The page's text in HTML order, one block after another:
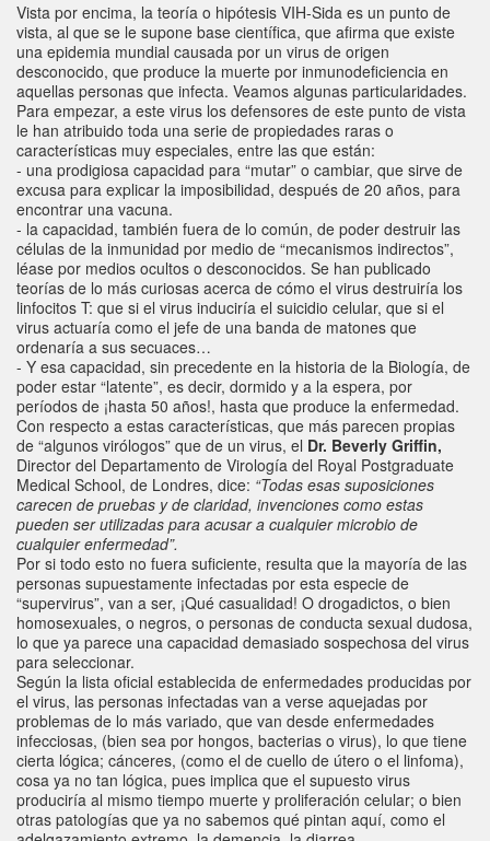
Vista por encima, la teoría o hipótesis VIH-Sida es un punto de
vista, al que se le supone base científica, que afirma que existe
una epidemia mundial causada por un virus de origen
desconocido, que produce la muerte por inmunodeficiencia en
aquellas personas que infecta. Veamos algunas particularidades.
Para empezar, a este virus los defensores de este punto de vista
le han atribuido toda una serie de propiedades raras o
características muy especiales, entre las que están:
- una prodigiosa capacidad para “mutar” o cambiar, que sirve de
excusa para explicar la imposibilidad, después de 20 años, para
encontrar una vacuna.
- la capacidad, también fuera de lo común, de poder destruir las
células de la inmunidad por medio de “mecanismos indirectos”,
léase por medios ocultos o desconocidos. Se han publicado
teorías de lo más curiosas acerca de cómo el virus destruiría los
linfocitos T: que si el virus induciría el suicidio celular, que si el
virus actuaría como el jefe de una banda de matones que
ordenaría a sus secuaces…
- Y esa capacidad, sin precedente en la historia de la Biología, de
poder estar “latente”, es decir, dormido y a la espera, por
períodos de ¡hasta 50 años!, hasta que produce la enfermedad.
Con respecto a estas características, que más parecen propias
de “algunos virólogos” que de un virus, el Dr. Beverly Griffin,
Director del Departamento de Virología del Royal Postgraduate
Medical School, de Londres, dice: “Todas esas suposiciones
carecen de pruebas y de claridad, invenciones como estas
pueden ser utilizadas para acusar a cualquier microbio de
cualquier enfermedad”.
Por si todo esto no fuera suficiente, resulta que la mayoría de las
personas supuestamente infectadas por esta especie de
“supervirus”, van a ser, ¡Qué casualidad! O drogadictos, o bien
homosexuales, o negros, o personas de conducta sexual dudosa,
lo que ya parece una capacidad demasiado sospechosa del virus
para seleccionar.
Según la lista oficial establecida de enfermedades producidas por
el virus, las personas infectadas van a verse aquejadas por
problemas de lo más variado, que van desde enfermedades
infecciosas, (bien sea por hongos, bacterias o virus), lo que tiene
cierta lógica; cánceres, (como el de cuello de útero o el linfoma),
cosa ya no tan lógica, pues implica que el supuesto virus
produciría al mismo tiempo muerte y proliferación celular; o bien
otras patologías que ya no sabemos qué pintan aquí, como el